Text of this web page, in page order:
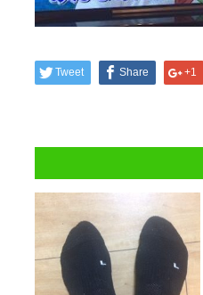
Tweet Share +1